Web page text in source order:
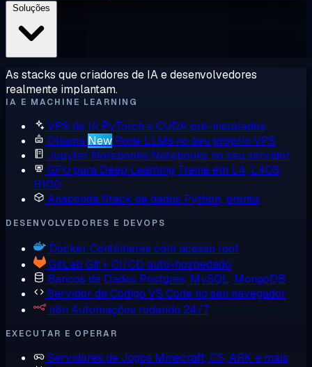
As stacks que criadores de IA e desenvolvedores
realmente implantam.
IA E MACHINE LEARNING
VPS de IA PyTorch e CUDA pré-instalados
Ollama New Rode LLMs no seu próprio VPS
Jupyter Notebooks Notebooks no seu servidor
GPU para Deep Learning Treine em L4, L40S,
H100
AnacondaStack de dados Python, pronta
DESENVOLVEDORES E DEVOPS
Docker Contêineres com acesso root
GitLab Git + CI/CD auto-hospedado
Bancos de Dados Postgres, MySQL, MongoDB
Servidor de Código VS Code no seu navegador
n8n Automações rodando 24/7
EXECUTAR E OPERAR
Servidores de Jogos Minecraft, CS, ARK e mais